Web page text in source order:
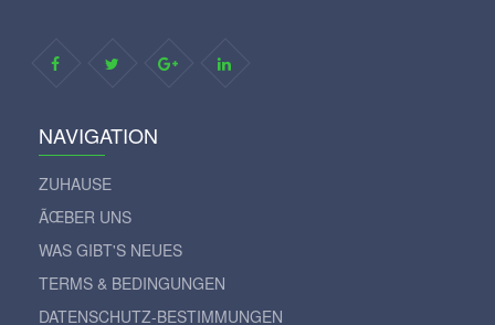
NAVIGATION
ZUHAUSE
ÃŒBER UNS
WAS GIBT'S NEUES
TERMS & BEDINGUNGEN
DATENSCHUTZ-BESTIMMUNGEN